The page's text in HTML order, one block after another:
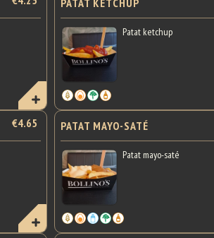
PATAT KETCHUP
Patat ketchup
€4.65 PATAT MAYO-SATÉ
Patat mayo-saté